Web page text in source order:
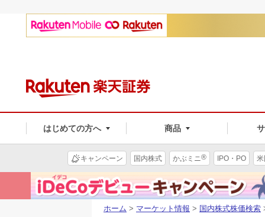
はじめての方へ 商品
キャンペーン 国内株式 かぶミニ® IPO・PO
ホーム > マーケット情報 > 国内株式株価検索